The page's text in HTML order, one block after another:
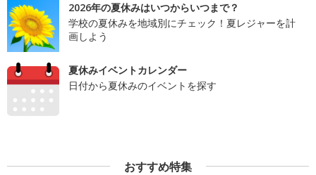
2026年の夏休みはいつからいつまで？
学校の夏休みを地域別にチェック！夏レジャーを計
画しよう
夏休みイベントカレンダー
日付から夏休みのイベントを探す
おすすめ特集